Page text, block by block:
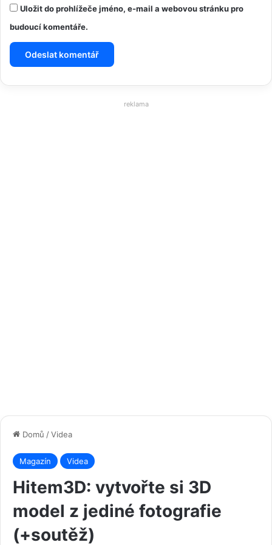
Uložit do prohlížeče jméno, e-mail a webovou stránku pro
budoucí komentáře.
reklama